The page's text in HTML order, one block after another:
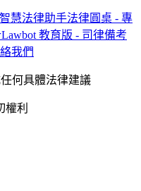
慧法律助手法律圓桌 - 專
Lawbot 教育版 - 司律備考
我們
何具體法律建議
權利